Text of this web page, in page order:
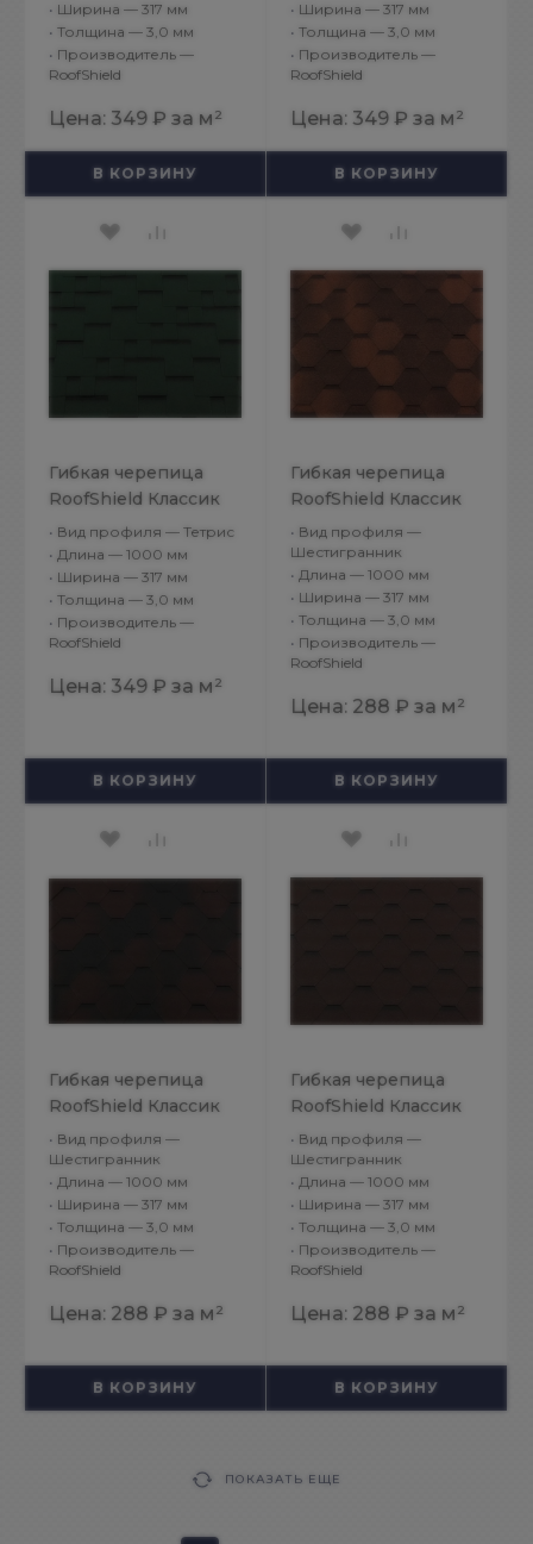
• Ширина — 317 мм
• Толщина — 3,0 мм
• Производитель —
RoofShield
Цена: 349 ₽ за м²
В КОРЗИНУ
• Ширина — 317 мм
• Толщина — 3,0 мм
• Производитель —
RoofShield
Цена: 349 ₽ за м²
В КОРЗИНУ
Гибкая черепица
RoofShield Классик
Модерн Зеленый с
оттенением
• Вид профиля — Тетрис
• Длина — 1000 мм
• Ширина — 317 мм
• Толщина — 3,0 мм
• Производитель —
RoofShield
Цена: 349 ₽ за м²
В КОРЗИНУ
Гибкая черепица
RoofShield Классик
Стандарт Капучино
• Вид профиля —
Шестигранник
• Длина — 1000 мм
• Ширина — 317 мм
• Толщина — 3,0 мм
• Производитель —
RoofShield
Цена: 288 ₽ за м²
В КОРЗИНУ
Гибкая черепица
RoofShield Классик
Стандарт
Коричневый Антик
• Вид профиля —
Шестигранник
• Длина — 1000 мм
• Ширина — 317 мм
• Толщина — 3,0 мм
• Производитель —
RoofShield
Цена: 288 ₽ за м²
В КОРЗИНУ
Гибкая черепица
RoofShield Классик
Стандарт
Коричневый с
оттенением
• Вид профиля —
Шестигранник
• Длина — 1000 мм
• Ширина — 317 мм
• Толщина — 3,0 мм
• Производитель —
RoofShield
Цена: 288 ₽ за м²
В КОРЗИНУ
ПОКАЗАТЬ ЕЩЕ